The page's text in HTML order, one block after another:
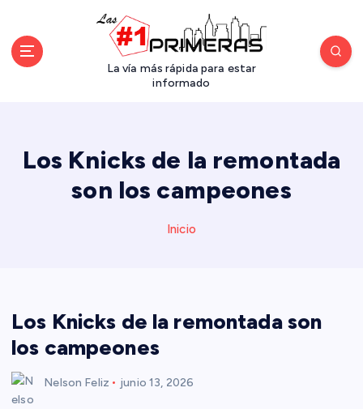
La vía más rápida para estar
informado
Los Knicks de la remontada
son los campeones
Inicio
Los Knicks de la remontada son
los campeones
Nelson Feliz junio 13, 2026